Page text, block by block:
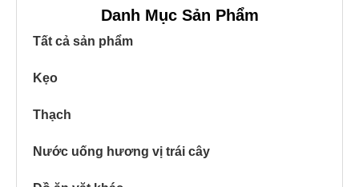
Danh Mục Sản Phẩm
Tất cả sản phẩm
Kẹo
Thạch
Nước uống hương vị trái cây